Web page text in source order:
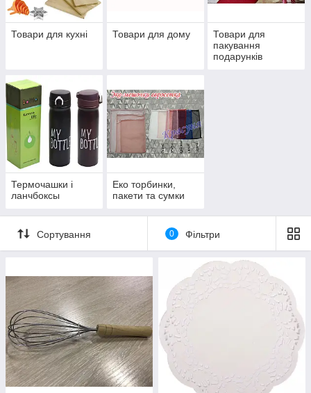
Товари для кухні Товари для дому
Товари для
пакування
подарунків
Термочашки і
ланчбоксы
Еко торбинки,
пакети та сумки
Сортування 0 Фільтри